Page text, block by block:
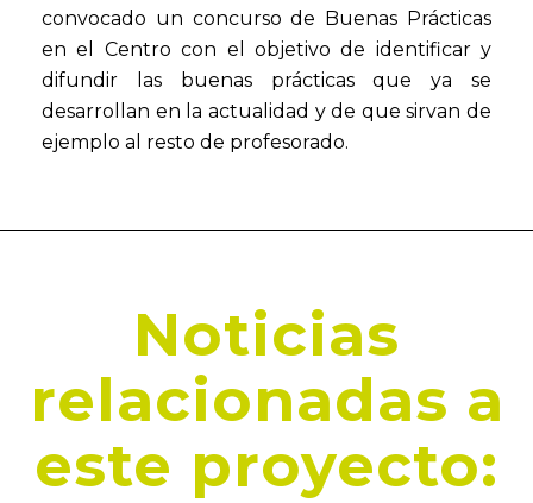
convocado un concurso de Buenas Prácticas
en el Centro con el objetivo de identificar y
difundir las buenas prácticas que ya se
desarrollan en la actualidad y de que sirvan de
ejemplo al resto de profesorado.
Noticias
relacionadas a
este proyecto: